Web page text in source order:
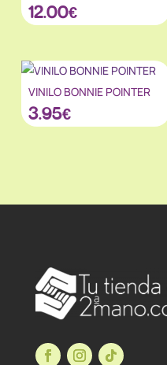
12.00€
VINILO BONNIE POINTER
3.95€